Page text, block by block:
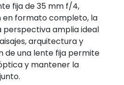
fija de 35 mm f/4,
en formato completo, la
perspectiva amplia ideal
arquitectura y
de una lente fija permite
y mantener la